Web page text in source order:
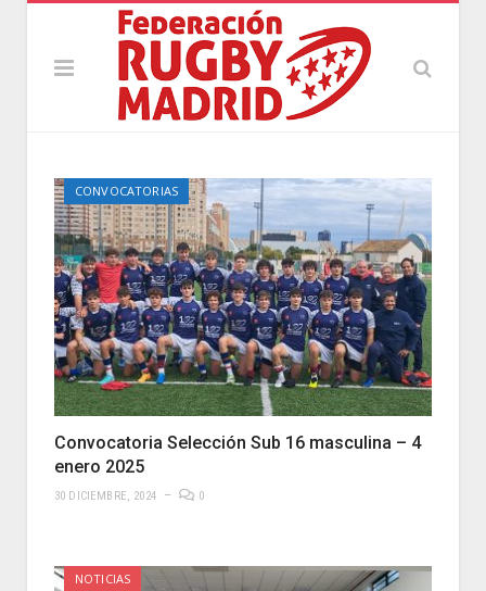
CONVOCATORIAS
Convocatoria Selección Sub 16 masculina – 4
enero 2025
30 DICIEMBRE, 2024 0
NOTICIAS